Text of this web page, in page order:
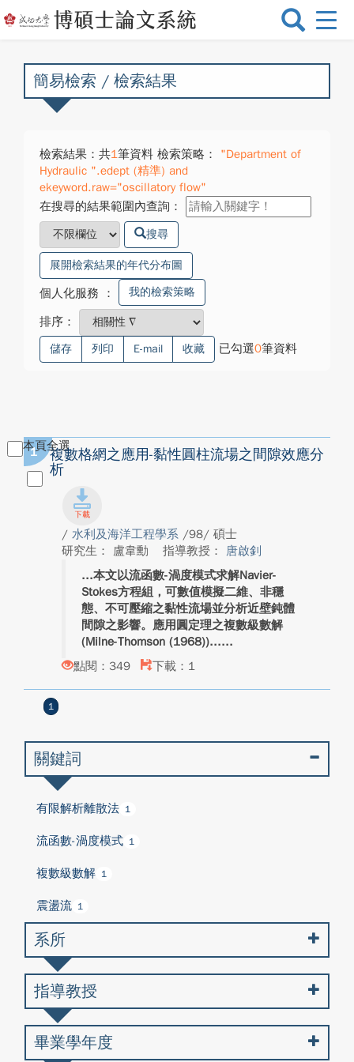
選
換
簡易檢索 / 檢索結果
檢索結果：共1筆資料 檢索策略：
"Department of
Hydraulic ".edept (精準) and
ekeyword.raw="oscillatory flow"
在搜尋的結果範圍內查詢：
搜尋
展開檢索結果的年代分布圖
個人化服務 ： 我的檢索策略
排序：
儲存 列印 E-mail 收藏 已勾選0筆資料
本頁全選
1
複數格網之應用-黏性圓柱流場之間隙效應分
析
/ 水利及海洋工程學系 /98/ 碩士
研究生： 盧韋勳
指導教授： 唐啟釗
本文以流函數-渦度模式求解Navier-
Stokes方程組，可數值模擬二維、非穩
態、不可壓縮之黏性流場並分析近壁鈍體
間隙之影響。應用圓定理之複數級數解
(Milne-Thomson (1968))...
點閱：349
下載：1
1
關鍵詞
有限解析離散法 1
流函數-渦度模式 1
複數級數解 1
震盪流 1
系所
指導教授
畢業學年度